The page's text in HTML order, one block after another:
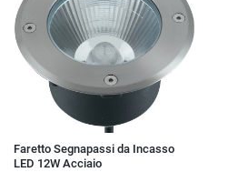
Faretto Segnapassi da Incasso
LED 12W Acciaio